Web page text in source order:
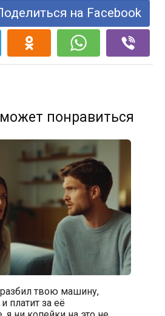
на Facebook
понравиться
твою машину,
платит за её